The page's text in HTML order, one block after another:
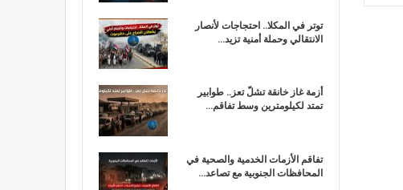
توتر في المكلا.. احتجاجات لأنصار
الانتقالي وحملة أمنية تزيد…
أزمة غاز خانقة تشلّ تعز.. طوابير
تمتد لكيلومترين وسط تفاقم…
تفاقم الأزمات الخدمية والصحية في
المحافظات الجنوبية مع تصاعد…